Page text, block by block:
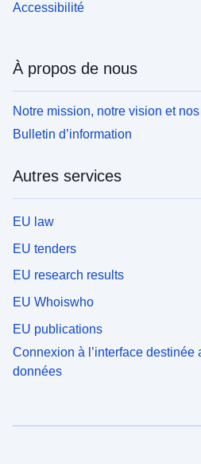
Accessibilité
À propos de nous
Notre mission, notre vision et
Bulletin d’information
Autres services
EU law
EU tenders
EU research results
EU Whoiswho
EU publications
Connexion à l’interface destinée
données